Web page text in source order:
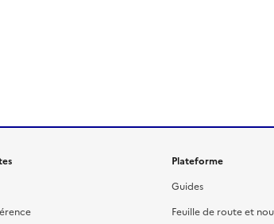
Plateforme
Guides
Feuille de route et